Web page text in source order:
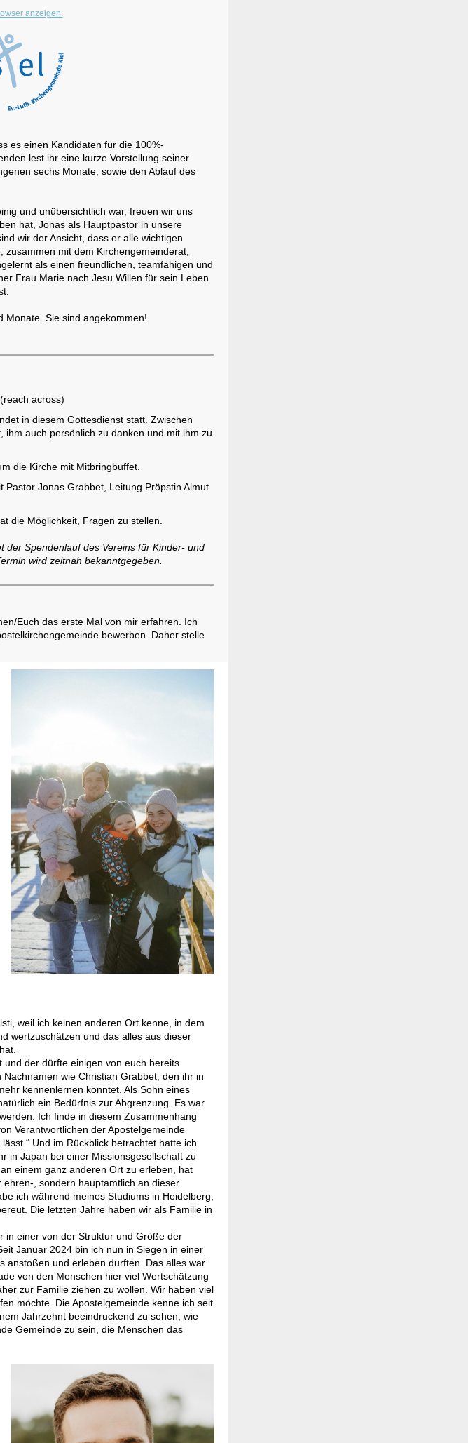
anzeigen.
es einen Kandidaten für die 100%-
lest ihr eine kurze Vorstellung seiner
sechs Monate, sowie den Ablauf des
und unübersichtlich war, freuen wir uns
hat, Jonas als Hauptpastor in unsere
wir der Ansicht, dass er alle wichtigen
mit dem Kirchengemeinderat,
als einen freundlichen, teamfähigen und
Frau Marie nach Jesu Willen für sein Leben
Monate. Sie sind angekommen!
across)
in diesem Gottesdienst statt. Zwischen
auch persönlich zu danken und mit ihm zu
die Kirche mit Mitbringbuffet.
Jonas Grabbet, Leitung Pröpstin Almut
die Möglichkeit, Fragen zu stellen.
der Spendenlauf des Vereins für Kinder- und
wird zeitnah bekanntgegeben.
Euch das erste Mal von mir erfahren. Ich
bewerben. Daher stelle
weil ich keinen anderen Ort kenne, in dem
wertzuschätzen und das alles aus dieser
der dürfte einigen von euch bereits
wie Christian Grabbet, den ihr in
kennenlernen konntet. Als Sohn eines
ein Bedürfnis zur Abgrenzung. Es war
Ich finde in diesem Zusammenhang
Verantwortlichen der Apostelgemeinde
Und im Rückblick betrachtet hatte ich
in Japan bei einer Missionsgesellschaft zu
einem ganz anderen Ort zu erleben, hat
, sondern hauptamtlich an dieser
ich während meines Studiums in Heidelberg,
Die letzten Jahre haben wir als Familie in
einer von der Struktur und Größe der
Januar 2024 bin ich nun in Siegen in einer
anstoßen und erleben durften. Das alles war
von den Menschen hier viel Wertschätzung
zur Familie ziehen zu wollen. Wir haben viel
möchte. Die Apostelgemeinde kenne ich seit
Jahrzehnt beeindruckend zu sehen, wie
Gemeinde zu sein, die Menschen das